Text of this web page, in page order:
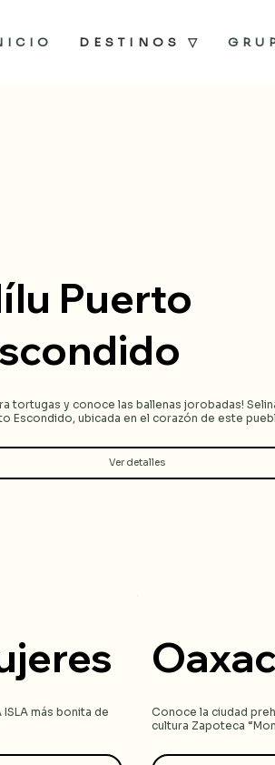
DESTINOS ▽
Puerto
tortugas y conoce las ballenas jorobadas!
Escondido, ubicada en el corazón de este
Ver detalles
ISLA más bonita de
¡primer hostal de
Conoce la ciudad
cultura Zapoteca
la segunda bebida